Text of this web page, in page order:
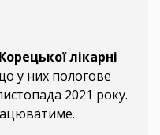
лікарні
у них пологове
2021 року.